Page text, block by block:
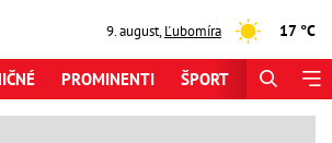
9. august,Ľubomíra 17 °C
PROMINENTI ŠPORT